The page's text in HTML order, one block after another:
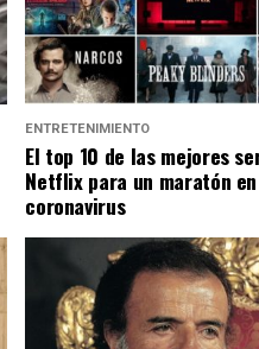
ENTRETENIMIENTO
El top 10 de las mejores
Netflix para un maratón
coronavirus